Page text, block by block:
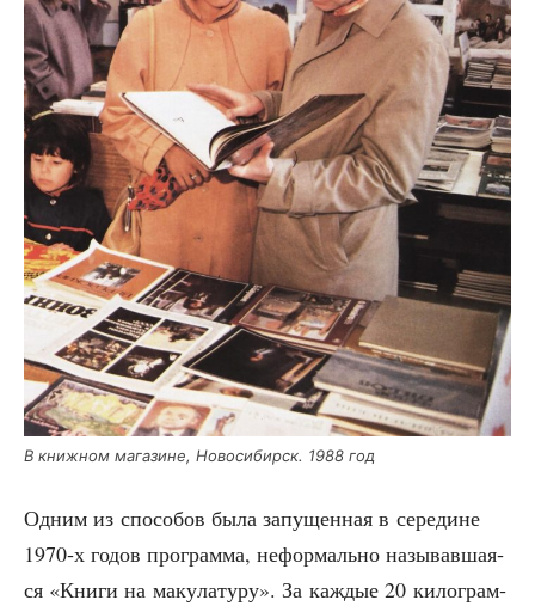
В книж­ном мага­зине, Ново­си­бирск. 1988 год
Одним из спо­со­бов была запу­щен­ная в сере­дине
1970‑х годов про­грам­ма, нефор­маль­но назы­вав­ша­я­
ся «Кни­ги на маку­ла­ту­ру». За каж­дые 20 кило­грам­